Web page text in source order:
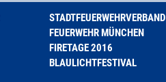
STADTFEUERWEHRVERBAND
FEUERWEHR MÜNCHEN
FIRETAGE 2016
BLAULICHTFESTIVAL